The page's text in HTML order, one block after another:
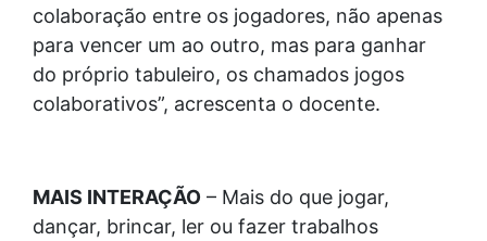
colaboração entre os jogadores, não apenas
para vencer um ao outro, mas para ganhar
do próprio tabuleiro, os chamados jogos
colaborativos”, acrescenta o docente.
MAIS INTERAÇÃO – Mais do que jogar,
dançar, brincar, ler ou fazer trabalhos